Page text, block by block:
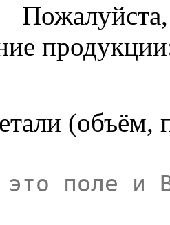
Пожалуйста,
(объём,